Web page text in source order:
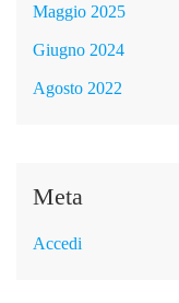
Maggio 2025
Giugno 2024
Agosto 2022
Meta
Accedi